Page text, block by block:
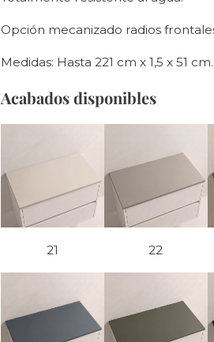
Opción mecanizado radios
Medidas: Hasta 221 cm x 1,5 x 51 cm.
Acabados disponibles
21 22